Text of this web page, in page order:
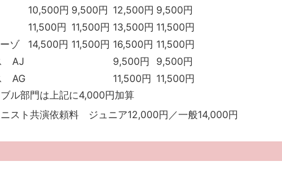
10,500円 9,500円 12,500円 9,500円
11,500円 11,500円 13,500円 11,500円
ゾ
14,500円 11,500円 16,500円 11,500円
AJ
9,500円
9,500円
AG
11,500円 11,500円
ル部門は上記に4,000円加算
スト共演依頼料 ジュニア12,000円／一般14,000円